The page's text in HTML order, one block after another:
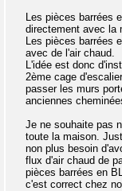
Les pièces barrées
directement avec la
Les pièces barrées
avec de l'air chaud.
L'idée est donc
2ème cage
passer les murs
anciennes
Je ne souhaite pas
toute la maison.
non plus besoin
flux d'air chaud de
pièces barrées en
c'est correct chez